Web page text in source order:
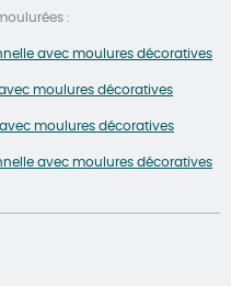
:
avec moulures décoratives
moulures décoratives
moulures décoratives
avec moulures décoratives